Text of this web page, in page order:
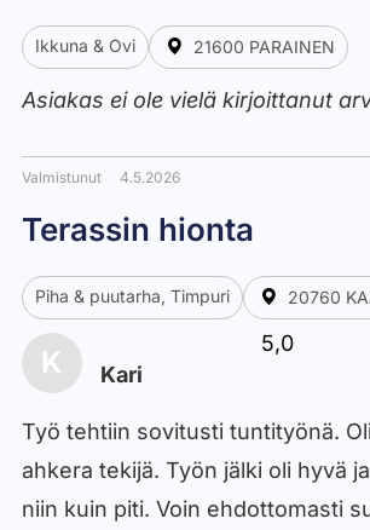
Ikkuna & Ovi 21600 PARAINEN
Asiakas ei ole vielä kirjoittanut
Valmistunut 4.5.2026
Terassin hionta
Piha & puutarha, Timpuri 20760
K
5,0
Kari
Työ tehtiin sovitusti tuntityönä.
ahkera tekijä. Työn jälki oli hyvä
niin kuin piti. Voin ehdottomasti